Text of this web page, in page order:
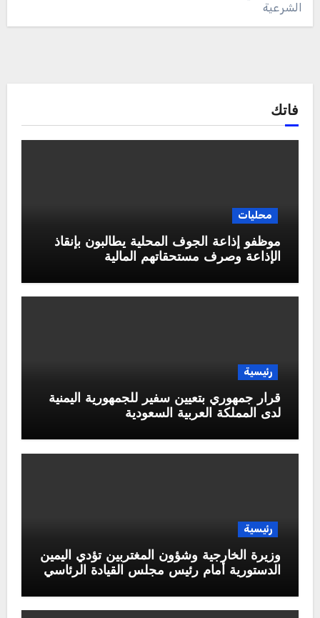
الشرعية
فاتك
محليات
موظفو إذاعة الجوف المحلية يطالبون بإنقاذ
الإذاعة وصرف مستحقاتهم المالية
رئيسية
قرار جمهوري بتعيين سفير للجمهورية اليمنية
لدى المملكة العربية السعودية
رئيسية
وزيرة الخارجية وشؤون المغتربين تؤدي اليمين
الدستورية أمام رئيس مجلس القيادة الرئاسي